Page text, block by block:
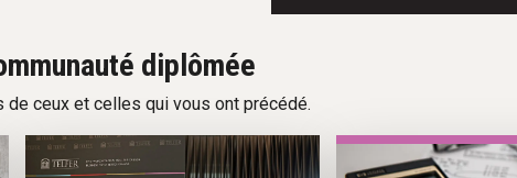
diplômée
ceux et celles qui vous ont précédé.